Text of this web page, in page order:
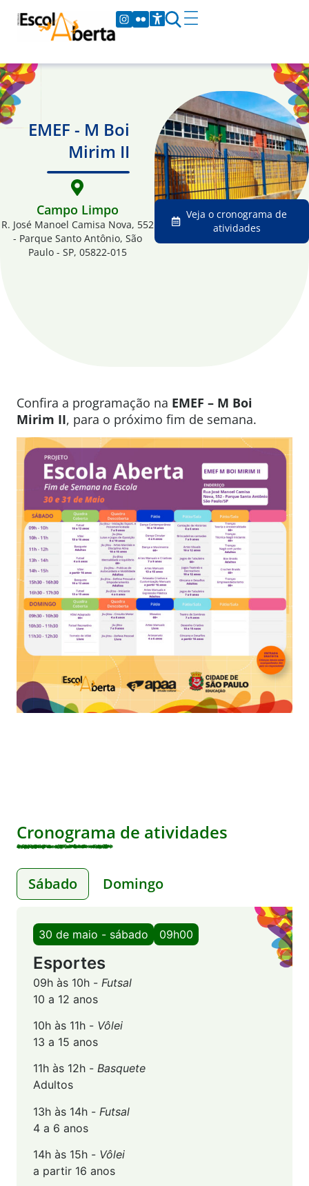
EMEF - M Boi
Mirim II
Campo Limpo
R. José Manoel Camisa Nova, 552
- Parque Santo Antônio, São
Paulo - SP, 05822-015
Veja o cronograma de
atividades
Confira a programação na EMEF – M Boi
Mirim II, para o próximo fim de semana.
Cronograma de atividades
Sábado Domingo
30 de maio - sábado 09h00
Esportes
09h às 10h - Futsal
10 a 12 anos
10h às 11h - Vôlei
13 a 15 anos
11h às 12h - Basquete
Adultos
13h às 14h - Futsal
4 a 6 anos
14h às 15h - Vôlei
a partir 16 anos